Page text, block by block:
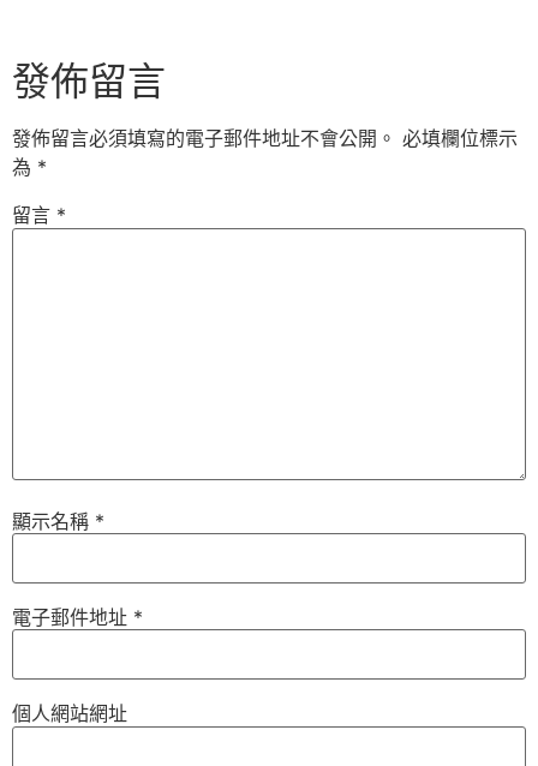
發佈留言
發佈留言必須填寫的電子郵件地址不會公開。 必填欄位標示
為 *
留言 *
顯示名稱 *
電子郵件地址 *
個人網站網址